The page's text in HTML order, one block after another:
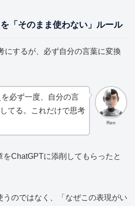
「そのまま使わない」ルール
にするが、必ず自分の言葉に変換
Ren
必ず一度、自分の言
てる。これだけで思考
ChatGPTに添削してもらったと
うのではなく、「なぜこの表現がい